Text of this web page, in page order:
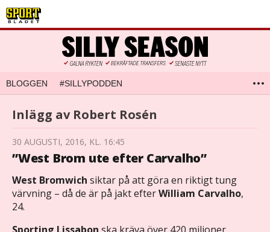
BLOGGEN #SILLYPODDEN
Inlägg av Robert Rosén
30 AUGUSTI, 2016, KL. 16:45
”West Brom ute efter Carvalho”
West Bromwich siktar på att göra en riktigt tung
värvning – då de är på jakt efterWilliam Carvalho,
24.